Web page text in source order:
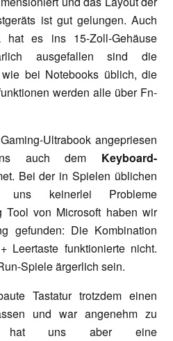
ist gut gelungen. Auch
hat es ins 15-Zoll-Gehäuse
ausgefallen sind die
bei Notebooks üblich, die
werden alle über Fn-
Ultrabook angepriesen
auch dem Keyboard-
Bei der in Spielen üblichen
uns keinerlei Probleme
Tool von Microsoft haben wir
gefunden: Die Kombination
Leertaste funktionierte nicht.
Spiele ärgerlich sein.
Tastatur trotzdem einen
und war angenehm zu
hat uns aber eine